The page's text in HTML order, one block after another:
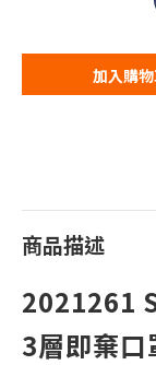
加入購
商品描述
2021261
3層即棄口